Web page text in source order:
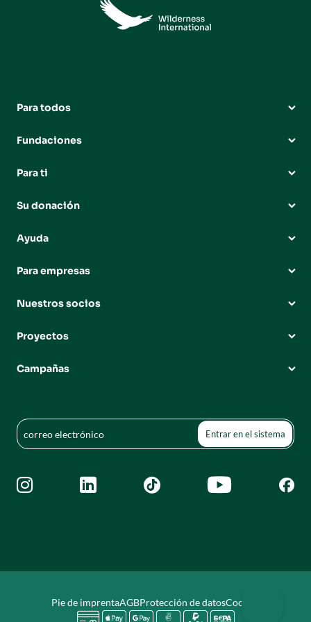
Para todos
Fundaciones
Para ti
Su donación
Ayuda
Para empresas
Nuestros socios
Proyectos
Campañas
    
Pie de imprentaAGBProtección de datosCookies